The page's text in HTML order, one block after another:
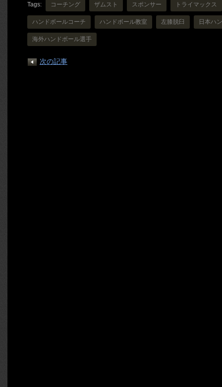
Tags: コーチング ザムスト スポンサー トライマックス
ハンドボールコーチ ハンドボール教室 左膝脱臼 日本ハ
海外ハンドボール選手
次の記事